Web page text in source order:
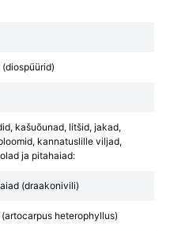
kašuõunad, litšid, jakad,
kannatuslille viljad,
ja pitahaiad:
(draakonivili)
heterophyllus)